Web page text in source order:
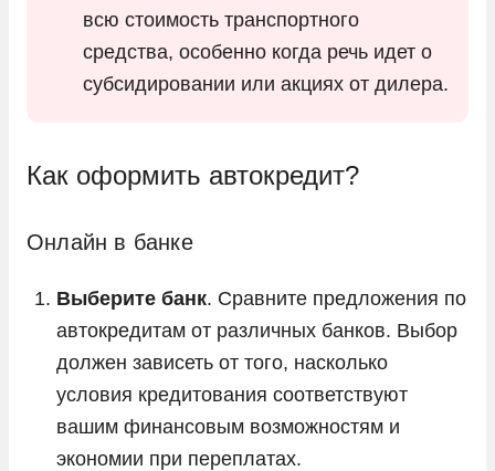
всю стоимость транспортного
средства, особенно когда речь идет о
субсидировании или акциях от дилера.
Как оформить автокредит?
Онлайн в банке
Выберите банк. Сравните предложения по
автокредитам от различных банков. Выбор
должен зависеть от того, насколько
условия кредитования соответствуют
вашим финансовым возможностям и
экономии при переплатах.